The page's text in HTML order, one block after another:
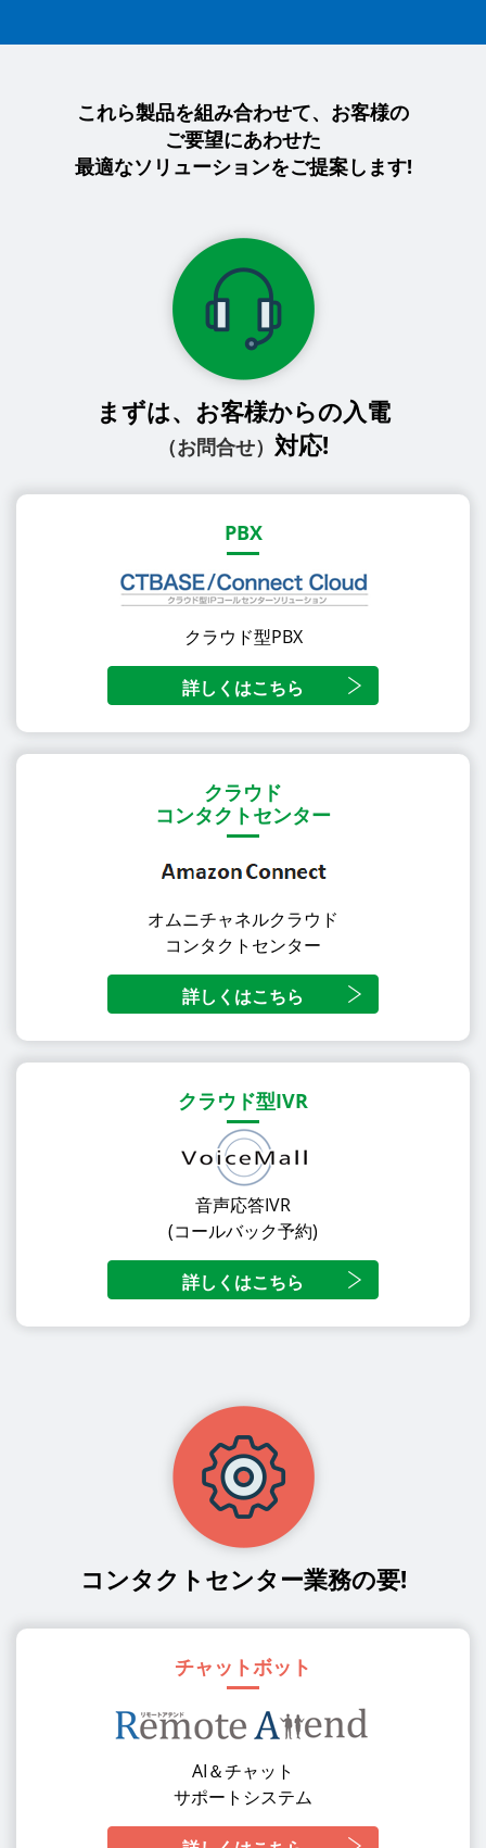
これら製品を組み合わせて、お客様の
ご要望にあわせた
最適なソリューションをご提案します!
まずは、お客様からの入電
（お問合せ） 対応!
PBX
クラウド型PBX
詳しくはこちら
クラウド
コンタクトセンター
オムニチャネルクラウド
コンタクトセンター
詳しくはこちら
クラウド型IVR
音声応答IVR
(コールバック予約)
詳しくはこちら
コンタクトセンター業務の要!
チャットボット
AI＆チャット
サポートシステム